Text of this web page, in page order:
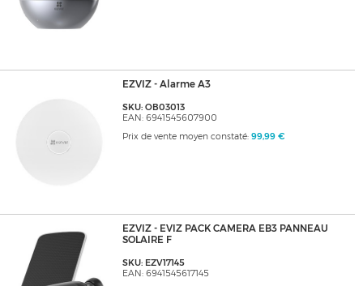
EZVIZ - Alarme A3
SKU: OB03013
EAN: 6941545607900
Prix de vente moyen constaté: 99,99 €
EZVIZ - EVIZ PACK CAMERA EB3 PANNEAU
SOLAIRE F
SKU: EZV17145
EAN: 6941545617145